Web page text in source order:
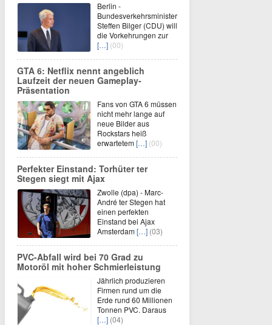
Berlin -
Bundesverkehrsminister
Steffen Bilger (CDU) will
die Vorkehrungen zur
[…] (00)
GTA 6: Netflix nennt angeblich
Laufzeit der neuen Gameplay-
Präsentation
Fans von GTA 6 müssen
nicht mehr lange auf
neue Bilder aus
Rockstars heiß
erwartetem[…] (00)
Perfekter Einstand: Torhüter ter
Stegen siegt mit Ajax
Zwolle (dpa) - Marc-
André ter Stegen hat
einen perfekten
Einstand bei Ajax
Amsterdam[…] (03)
PVC-Abfall wird bei 70 Grad zu
Motoröl mit hoher Schmierleistung
Jährlich produzieren
Firmen rund um die
Erde rund 60 Millionen
Tonnen PVC. Daraus
[…] (04)